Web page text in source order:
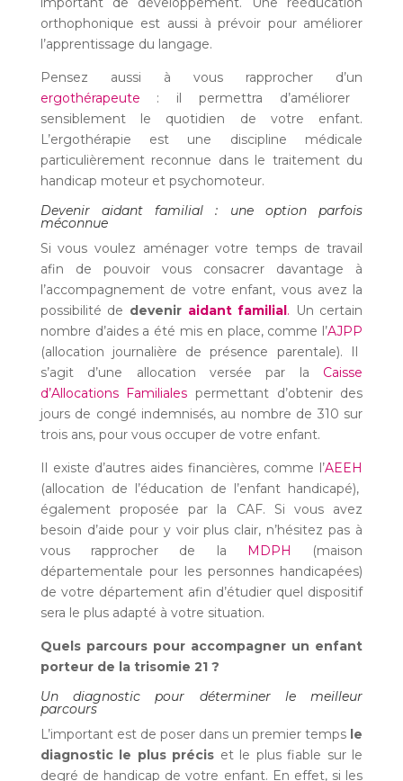
orthophonique est aussi à prévoir pour améliorer
l’apprentissage du langage.
Pensez aussi à vous rapprocher d’un
ergothérapeute : il permettra d’améliorer
sensiblement le quotidien de votre enfant.
L’ergothérapie est une discipline médicale
particulièrement reconnue dans le traitement du
handicap moteur et psychomoteur.
Devenir aidant familial : une option parfois
méconnue
Si vous voulez aménager votre temps de travail
afin de pouvoir vous consacrer davantage à
l’accompagnement de votre enfant, vous avez la
possibilité de devenir aidant familial. Un certain
nombre d’aides a été mis en place, comme l’AJPP
(allocation journalière de présence parentale). Il
s’agit d’une allocation versée par la Caisse
d’Allocations Familiales permettant d’obtenir des
jours de congé indemnisés, au nombre de 310 sur
trois ans, pour vous occuper de votre enfant.
Il existe d’autres aides financières, comme l’AEEH
(allocation de l’éducation de l’enfant handicapé),
également proposée par la CAF. Si vous avez
besoin d’aide pour y voir plus clair, n’hésitez pas à
vous rapprocher de la MDPH
(maison
départementale pour les personnes handicapées)
de votre département afin d’étudier quel dispositif
sera le plus adapté à votre situation.
Quels parcours pour accompagner un enfant
porteur de la trisomie 21 ?
Un diagnostic pour déterminer le meilleur
parcours
L’important est de poser dans un premier temps le
diagnostic le plus précis et le plus fiable sur le
degré de handicap de votre enfant. En effet, si les